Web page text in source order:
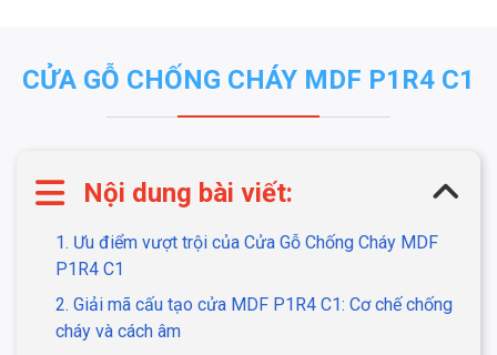
CỬA GỖ CHỐNG CHÁY MDF P1R4 C1
Nội dung bài viết:
1. Ưu điểm vượt trội của Cửa Gỗ Chống Cháy MDF
P1R4 C1
2. Giải mã cấu tạo cửa MDF P1R4 C1: Cơ chế chống
cháy và cách âm